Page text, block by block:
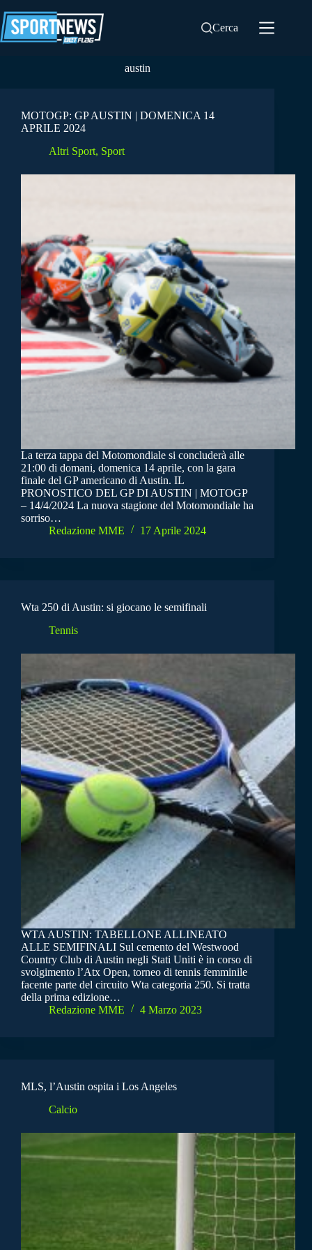
al
contenuto
Cerca
austin
MOTOGP: GP AUSTIN | DOMENICA 14
APRILE 2024
Altri Sport, Sport
La terza tappa del Motomondiale si concluderà alle
21:00 di domani, domenica 14 aprile, con la gara
finale del GP americano di Austin. IL
PRONOSTICO DEL GP DI AUSTIN | MOTOGP
– 14/4/2024 La nuova stagione del Motomondiale ha
sorriso…
Redazione MME
17 Aprile 2024
Wta 250 di Austin: si giocano le semifinali
Tennis
WTA AUSTIN: TABELLONE ALLINEATO
ALLE SEMIFINALI Sul cemento del Westwood
Country Club di Austin negli Stati Uniti è in corso di
svolgimento l’Atx Open, torneo di tennis femminile
facente parte del circuito Wta categoria 250. Si tratta
della prima edizione…
Redazione MME
4 Marzo 2023
MLS, l’Austin ospita i Los Angeles
Calcio